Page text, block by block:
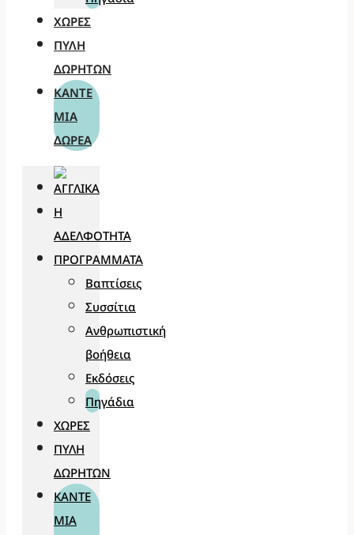
ΧΏΡΕΣ
ΠΎΛΗ
ΔΩΡΗΤΏΝ
ΚΆΝΤΕ
ΜΊΑ
ΔΩΡΕΆ
Η
ΑΔΕΛΦΌΤΗΤΑ
ΠΡΟΓΡΆΜΜΑΤΑ
Βαπτίσεις
Συσσίτια
Ανθρωπιστική
βοήθεια
Εκδόσεις
Πηγάδια
ΧΏΡΕΣ
ΠΎΛΗ
ΔΩΡΗΤΏΝ
ΚΆΝΤΕ
ΜΊΑ